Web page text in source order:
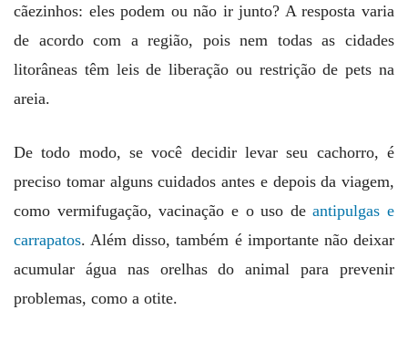
cãezinhos: eles podem ou não ir junto? A resposta varia
de acordo com a região, pois nem todas as cidades
litorâneas têm leis de liberação ou restrição de pets na
areia.
De todo modo, se você decidir levar seu cachorro, é
preciso tomar alguns cuidados antes e depois da viagem,
como vermifugação, vacinação e o uso deantipulgas e
carrapatos. Além disso, também é importante não deixar
acumular água nas orelhas do animal para prevenir
problemas, como a otite.